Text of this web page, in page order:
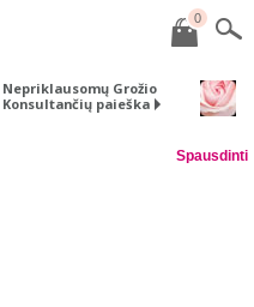
0
Nepriklausomų Grožio
Konsultančių paieška
Spausdinti